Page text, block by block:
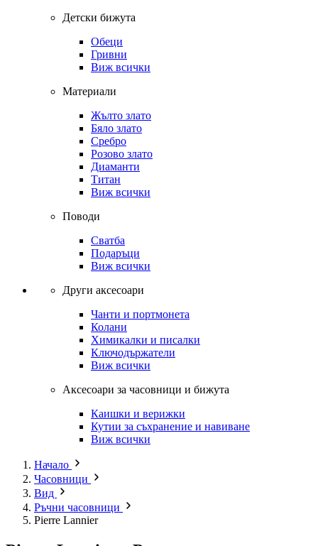
Детски бижута
Обеци
Гривни
Виж всички
Материали
Жълто злато
Бяло злато
Сребро
Розово злато
Диаманти
Титан
Виж всички
Поводи
Сватба
Подаръци
Виж всички
Други аксесоари
Чанти и портмонета
Колани
Химикалки и писалки
Ключодържатели
Виж всички
Аксесоари за часовници и бижута
Каишки и верижки
Кутии за съхранение и навиване
Виж всички
Начало
Часовници
Вид
Ръчни часовници
Pierre Lannier